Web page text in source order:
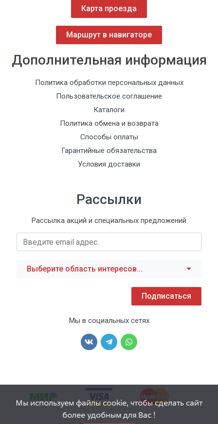
Карта проезда
Маршрут в навигаторе
Дополнительная информация
Политика обработки персональных данных
Пользовательское соглашение
Каталоги
Политика обмена и возврата
Способы оплаты
Гарантийные обязательства
Условия доставки
Рассылки
Рассылка акций и специальных предложений
Выберите область интересов...
Подписаться
Мы в социальных сетях
Мы используем файлы cookie, чтобы сделать сайт
более удобным для Вас !